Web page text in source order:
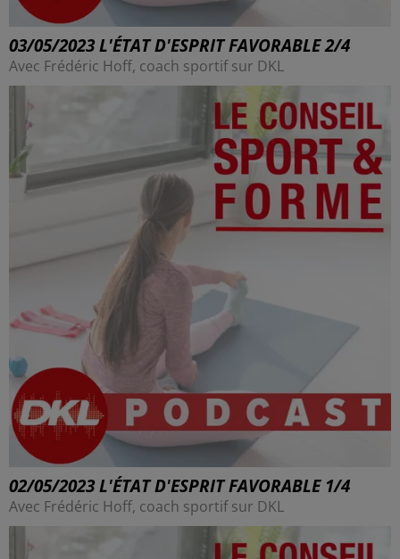
03/05/2023 L'ÉTAT D'ESPRIT FAVORABLE 2/4
Avec Frédéric Hoff, coach sportif sur DKL
02/05/2023 L'ÉTAT D'ESPRIT FAVORABLE 1/4
Avec Frédéric Hoff, coach sportif sur DKL